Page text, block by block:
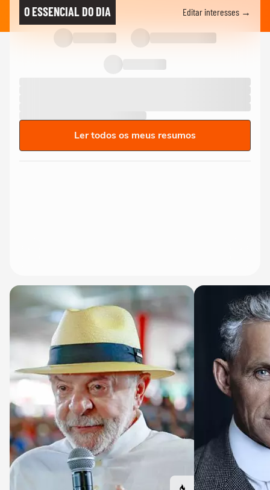
O ESSENCIAL DO DIA Editar interesses →
Ler todos os meus resumos